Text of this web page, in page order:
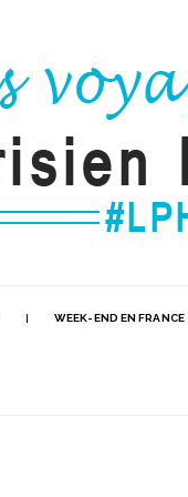
WEEK-END EN FRANCE